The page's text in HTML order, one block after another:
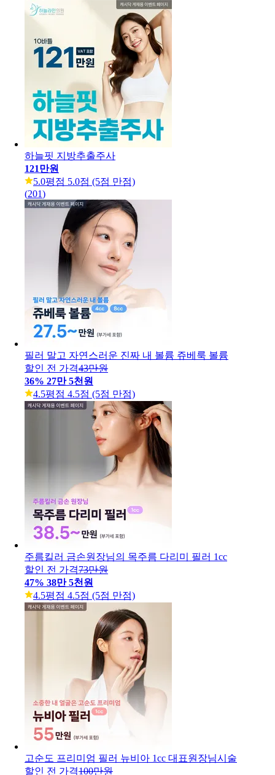
하늘핏 지방추출주사
121만원
5.0평점 5.0점 (5점 만점)
(201)
필러 말고 자연스러운 진짜 내 볼륨 쥬베룩 볼륨
할인 전 가격43만원
36% 27만 5천원
4.5평점 4.5점 (5점 만점)
주름킬러 금손원장님의 목주름 다리미 필러 1cc
할인 전 가격73만원
47% 38만 5천원
4.5평점 4.5점 (5점 만점)
고순도 프리미엄 필러 뉴비아 1cc 대표원장님시술
할인 전 가격100만원